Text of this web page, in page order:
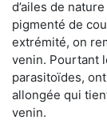
d’ailes de
pigmenté de
extrémité, on
venin. Pourtant
parasitoïdes,
allongée qui
venin.